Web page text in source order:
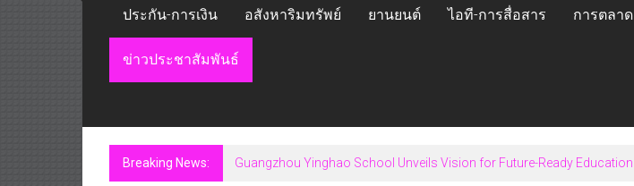
ประกัน-การเงิน อสังหาริมทรัพย์ ยานยนต์ ไอที-การสื่อสาร การตลาด
ข่าวประชาสัมพันธ์
Breaking News: Guangzhou Yinghao School Unveils Vision for Future-Ready Education